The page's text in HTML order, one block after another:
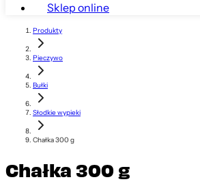
Sklep online
Produkty
Pieczywo
Bułki
Słodkie wypieki
Chałka 300 g
Chałka 300 g